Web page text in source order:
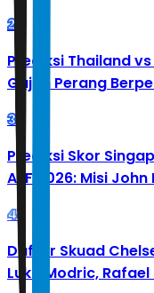
2
Prediksi Thailand
Gajah Perang
3
Prediksi Skor
AFF 2026: Misi
4
Daftar Skuad
Luka Modric,